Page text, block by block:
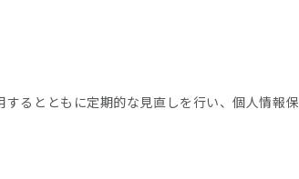
るとともに定期的な見直しを行い、個人情報